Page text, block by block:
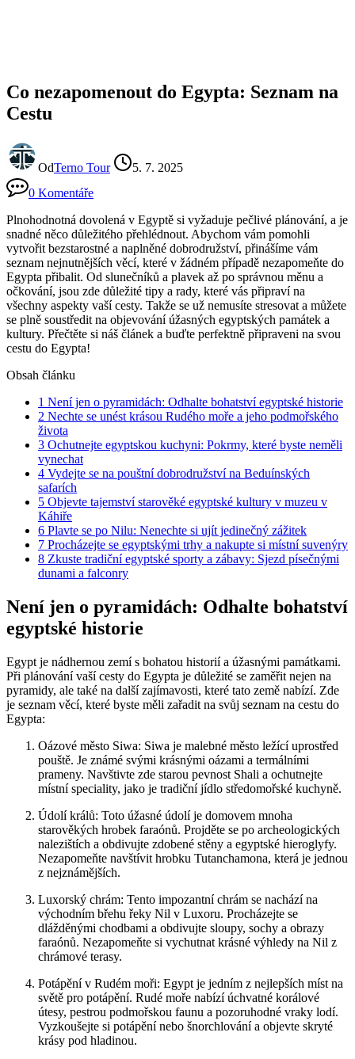
Co nezapomenout do Egypta: Seznam na
Cestu
OdTerno Tour
5. 7. 2025
0 Komentáře
Plnohodnotná dovolená v Egyptě si vyžaduje pečlivé plánování, a je
snadné něco důležitého přehlédnout. Abychom vám pomohli
vytvořit bezstarostné a naplněné dobrodružství, přinášíme vám
seznam nejnutnějších věcí, které v žádném případě nezapomeňte do
Egypta přibalit. Od slunečníků a plavek až po správnou měnu a
očkování, jsou zde důležité tipy a rady, které vás připraví na
všechny aspekty vaší cesty. Takže se už nemusíte stresovat a můžete
se plně soustředit na objevování úžasných egyptských památek a
kultury. Přečtěte si náš článek a buďte perfektně připraveni na svou
cestu do Egypta!
Obsah článku
1 Není jen o pyramidách: Odhalte bohatství egyptské historie
2 Nechte se unést krásou Rudého moře a jeho podmořského
života
3 Ochutnejte egyptskou kuchyni: Pokrmy, které byste neměli
vynechat
4 Vydejte se na pouštní dobrodružství na Beduínských
safarích
5 Objevte tajemství starověké egyptské kultury v muzeu v
Káhiře
6 Plavte se po Nilu: Nenechte si ujít jedinečný zážitek
7 Procházejte se egyptskými trhy a nakupte si místní suvenýry
8 Zkuste tradiční egyptské sporty a zábavy: Sjezd písečnými
dunami a falconry
Není jen o pyramidách: Odhalte bohatství
egyptské historie
Egypt je nádhernou zemí s bohatou historií a úžasnými památkami.
Při plánování vaší cesty do Egypta je důležité se zaměřit nejen na
pyramidy, ale také na další zajímavosti, které tato země nabízí. Zde
je seznam věcí, které byste měli zařadit na svůj seznam na cestu do
Egypta:
Oázové město Siwa: Siwa je malebné město ležící uprostřed
pouště. Je známé svými krásnými oázami a termálními
prameny. Navštivte zde starou pevnost Shali a ochutnejte
místní speciality, jako je tradiční jídlo středomořské kuchyně.
Údolí králů: Toto úžasné údolí je domovem mnoha
starověkých hrobek faraónů. Projděte se po archeologických
nalezištích a obdivujte zdobené stěny a egyptské hieroglyfy.
Nezapomeňte navštívit hrobku Tutanchamona, která je jednou
z nejznámějších.
Luxorský chrám: Tento impozantní chrám se nachází na
východním břehu řeky Nil v Luxoru. Procházejte se
dlážděnými chodbami a obdivujte sloupy, sochy a obrazy
faraónů. Nezapomeňte si vychutnat krásné výhledy na Nil z
chrámové terasy.
Potápění v Rudém moři: Egypt je jedním z nejlepších míst na
světě pro potápění. Rudé moře nabízí úchvatné korálové
útesy, pestrou podmořskou faunu a pozoruhodné vraky lodí.
Vyzkoušejte si potápění nebo šnorchlování a objevte skryté
krásy pod hladinou.